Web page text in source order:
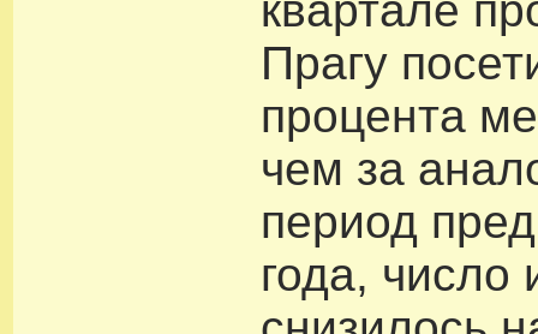
Прагу
процента
чем за
период
года, число